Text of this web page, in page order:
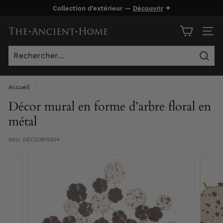
contenu
Collection d’extérieur — Découvrir✦
T
h
e
A
n
c
i
n
Accueil
Décor mural en forme d’arbre floral en
métal
SKU: DECO3915304